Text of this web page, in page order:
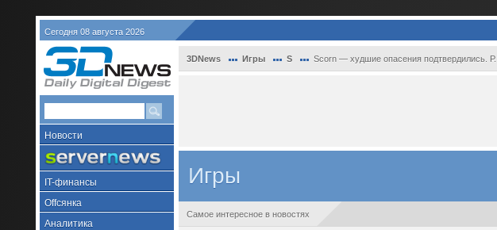
Сегодня 08 августа 2026
Новости
IT-финансы
Offсянка
Аналитика
3DNews Игры S Scorn — худшие опасения подтвердились. Р...
Игры
Самое интересное в новостях